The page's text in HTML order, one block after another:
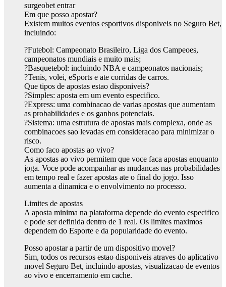
surgeobet entrar
Em que posso apostar?
Existem muitos eventos esportivos disponiveis no Seguro Bet,
incluindo:
?Futebol: Campeonato Brasileiro, Liga dos Campeoes,
campeonatos mundiais e muito mais;
?Basquetebol: incluindo NBA e campeonatos nacionais;
?Tenis, volei, eSports e ate corridas de carros.
Que tipos de apostas estao disponiveis?
?Simples: aposta em um evento especifico.
?Express: uma combinacao de varias apostas que aumentam
as probabilidades e os ganhos potenciais.
?Sistema: uma estrutura de apostas mais complexa, onde as
combinacoes sao levadas em consideracao para minimizar o
risco.
Como faco apostas ao vivo?
As apostas ao vivo permitem que voce faca apostas enquanto
joga. Voce pode acompanhar as mudancas nas probabilidades
em tempo real e fazer apostas ate o final do jogo. Isso
aumenta a dinamica e o envolvimento no processo.
Limites de apostas
A aposta minima na plataforma depende do evento especifico
e pode ser definida dentro de 1 real. Os limites maximos
dependem do Esporte e da popularidade do evento.
Posso apostar a partir de um dispositivo movel?
Sim, todos os recursos estao disponiveis atraves do aplicativo
movel Seguro Bet, incluindo apostas, visualizacao de eventos
ao vivo e encerramento em cache.